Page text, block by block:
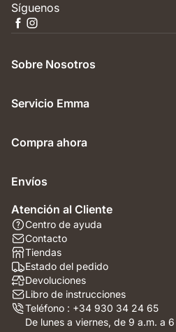
Síguenos
Sobre Nosotros
Servicio Emma
Compra ahora
Envíos
Atención al Cliente
Centro de ayuda
Contacto
Tiendas
Estado del pedido
Devoluciones
Libro de instrucciones
Teléfono : +34 930 34 24 65
De lunes a viernes, de 9 a.m. a